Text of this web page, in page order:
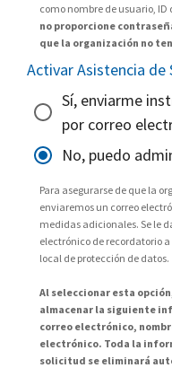
como nombre de usuario,
no proporcione
que la organización no
Activar Asistencia
Sí, enviarme
por correo
No, puedo
Para asegurarse de que la
enviaremos un correo
medidas adicionales. Se le
electrónico de recordatorio
local de protección de datos.
Al seleccionar esta
almacenar la siguiente
correo electrónico,
electrónico. Toda la
solicitud se eliminará